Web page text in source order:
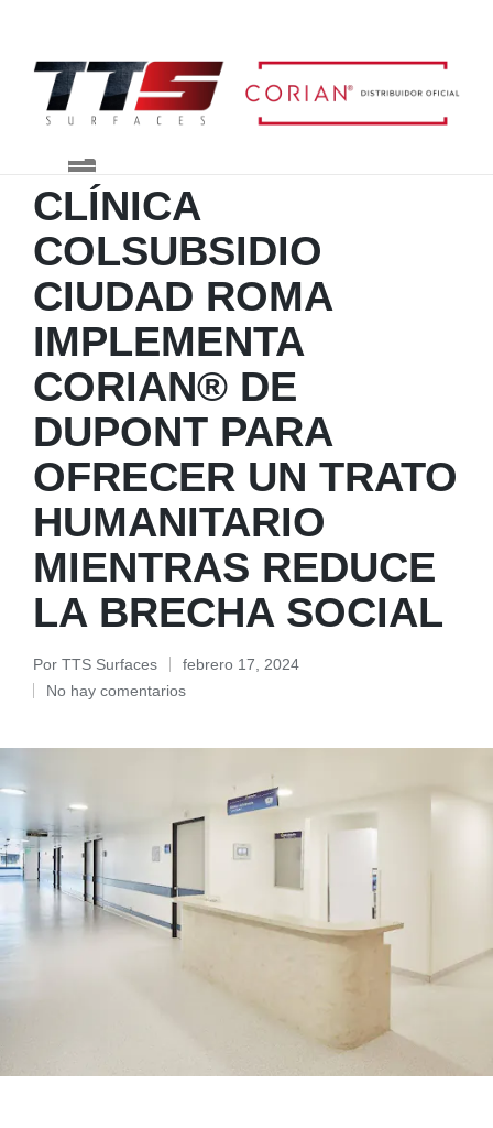
Blog TTS Surfaces
CLÍNICA
COLSUBSIDIO
CIUDAD ROMA
IMPLEMENTA
CORIAN® DE
DUPONT PARA
OFRECER UN TRATO
HUMANITARIO
MIENTRAS REDUCE
LA BRECHA SOCIAL
Por TTS Surfaces
febrero 17, 2024
No hay comentarios